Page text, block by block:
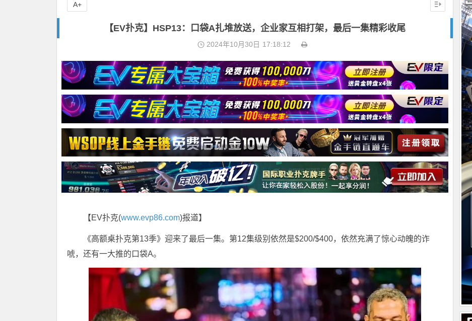
【EV扑克】HSP13：口袋A扎堆放送，企业家互相打架，最后一集精彩收尾
2024年10月30日 17:18:12
【EV扑克(www.evp86.com)报道】
《高额桌扑克第13季》迎来了最后一集。第12集级别依然是$200/$400，依然充满了惊心动魄的诈
唬，还有一大推的口袋A。
A+